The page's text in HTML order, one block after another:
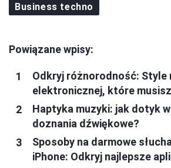
Business techno
Powiązane wpisy:
Odkryj różnorodność: Style
elektronicznej, które
Haptyka muzyki: jak dotyk
doznania dźwiękowe?
Sposoby na darmowe
iPhone: Odkryj najlepsze